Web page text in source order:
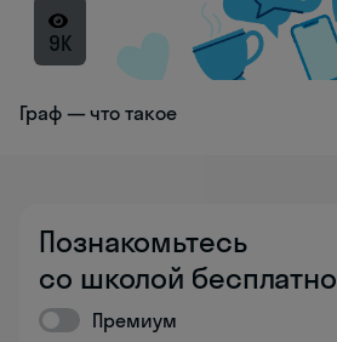
9K
Граф — что такое
Познакомьтесь
со школой бесплатно
Премиум